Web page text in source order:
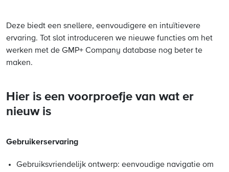
Deze biedt een snellere, eenvoudigere en intuïtievere
ervaring. Tot slot introduceren we nieuwe functies om het
werken met de GMP+ Company database nog beter te
maken.
Hier is een voorproefje van wat er
nieuw is
Gebruikerservaring
Gebruiksvriendelijk ontwerp: eenvoudige navigatie om